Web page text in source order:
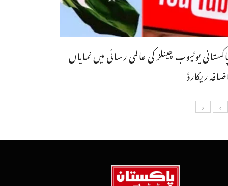
یوٹیوب چینلز کی عالمی رسائی میں نمایاں
ریکارڈ